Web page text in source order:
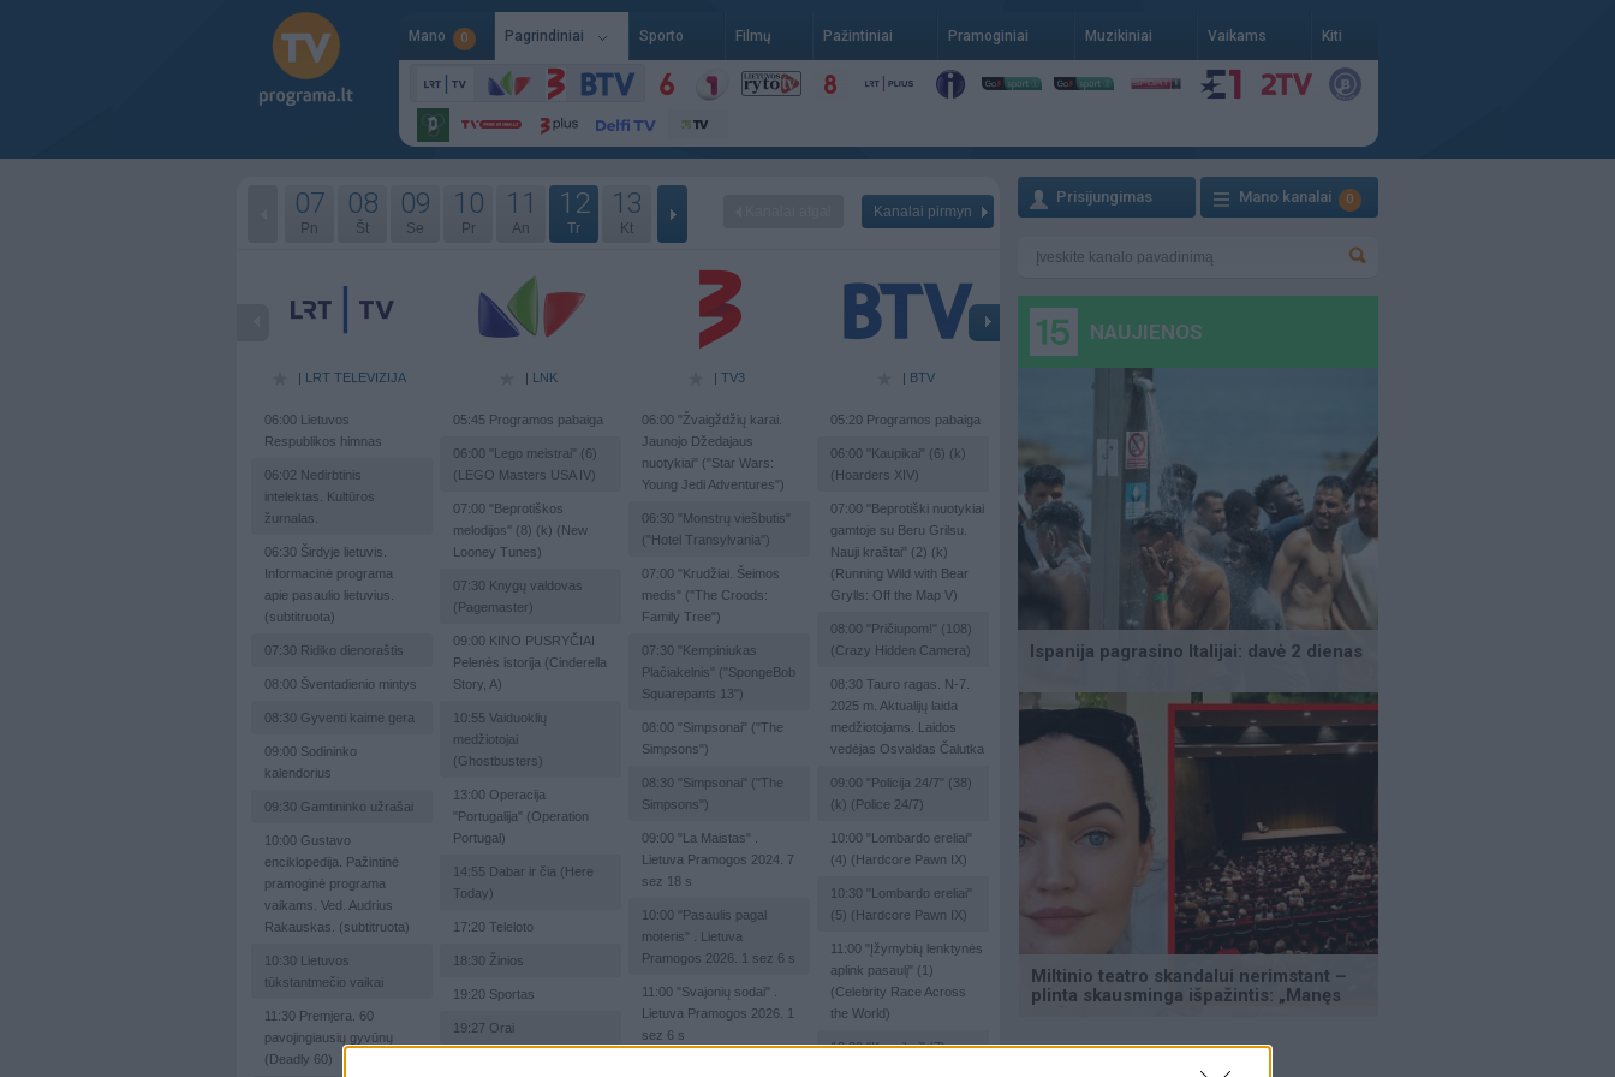
Mano 0 Pagrindiniai Sporto Filmų Pažintiniai Pramoginiai Muzikiniai Vaikams Kiti
07
Pn
08
Št
09
Se
10
Pr
11
An
12
Tr
13
Kt
Kanalai pirmyn
| LRT TELEVIZIJA
06:00 Lietuvos
Respublikos himnas
06:02 Nedirbtinis
intelektas. Kultūros
žurnalas.
06:30 Širdyje lietuvis.
Informacinė programa
apie pasaulio lietuvius.
(subtitruota)
07:30 Ridiko dienoraštis
08:00 Šventadienio mintys
08:30 Gyventi kaime gera
09:00 Sodininko
kalendorius
09:30 Gamtininko užrašai
10:00 Gustavo
enciklopedija. Pažintinė
pramoginė programa
vaikams. Ved. Audrius
Rakauskas. (subtitruota)
10:30 Lietuvos
tūkstantmečio vaikai
11:30 Premjera. 60
pavojingiausių gyvūnų
(Deadly 60)
| LNK
05:45 Programos pabaiga
06:00 "Lego meistrai" (6)
(LEGO Masters USA IV)
07:00 "Beprotiškos
melodijos" (8) (k) (New
Looney Tunes)
07:30 Knygų valdovas
(Pagemaster)
09:00 KINO PUSRYČIAI
Pelenės istorija (Cinderella
Story, A)
10:55 Vaiduoklių
medžiotojai
(Ghostbusters)
13:00 Operacija
"Portugalija" (Operation
Portugal)
14:55 Dabar ir čia (Here
Today)
17:20 Teleloto
18:30 Žinios
19:20 Sportas
19:27 Orai
| TV3
06:00 "Žvaigždžių karai.
Jaunojo Džedajaus
nuotykiai" ("Star Wars:
Young Jedi Adventures")
06:30 "Monstrų viešbutis"
("Hotel Transylvania")
07:00 "Krudžiai. Šeimos
medis" ("The Croods:
Family Tree")
07:30 "Kempiniukas
Plačiakelnis" ("SpongeBob
Squarepants 13")
08:00 "Simpsonai" ("The
Simpsons")
08:30 "Simpsonai" ("The
Simpsons")
09:00 "La Maistas" .
Lietuva Pramogos 2024. 7
sez 18 s
10:00 "Pasaulis pagal
moteris" . Lietuva
Pramogos 2026. 1 sez 6 s
11:00 "Svajonių sodai" .
Lietuva Pramogos 2026. 1
sez 6 s
| BTV
05:20 Programos pabaiga
06:00 "Kaupikai" (6) (k)
(Hoarders XIV)
07:00 "Beprotiški nuotykiai
gamtoje su Beru Grilsu.
Nauji kraštai" (2) (k)
(Running Wild with Bear
Grylls: Off the Map V)
08:00 "Pričiupom!" (108)
(Crazy Hidden Camera)
08:30 Tauro ragas. N-7.
2025 m. Aktualijų laida
medžiotojams. Laidos
vedėjas Osvaldas Čalutka
09:00 "Policija 24/7" (38)
(k) (Police 24/7)
10:00 "Lombardo ereliai"
(4) (Hardcore Pawn IX)
10:30 "Lombardo ereliai"
(5) (Hardcore Pawn IX)
11:00 "Įžymybių lenktynės
aplink pasaulį" (1)
(Celebrity Race Across
the World)
12:20"Kaupikai" (7)
Prisijungimas Mano kanalai 0